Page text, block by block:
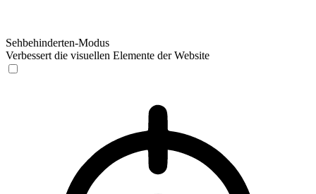
Sehbehinderten-Modus
Verbessert die visuellen Elemente der Website